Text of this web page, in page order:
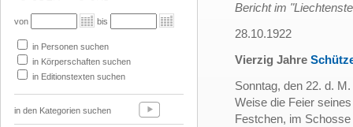
von bis
in Personen suchen
in Körperschaften suchen
in Editionstexten suchen
in den Kategorien suchen
Bericht im
28.10.1922
Vierzig Jahre
Sonntag, den 22. d.
Weise die Feier
Festchen, im